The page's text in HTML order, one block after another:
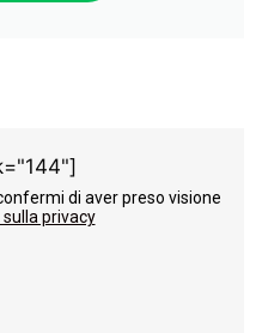
di aver preso visione
privacy